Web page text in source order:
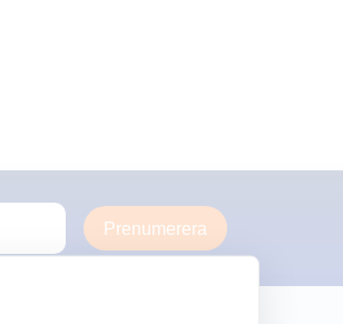
Prenumerera